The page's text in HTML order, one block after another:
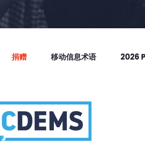
捐赠 移动信息术语 2026